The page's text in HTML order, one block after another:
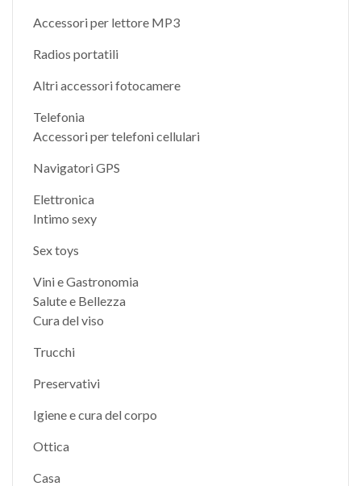
Accessori per lettore MP3
Radios portatili
Altri accessori fotocamere
Telefonia
Accessori per telefoni cellulari
Navigatori GPS
Elettronica
Intimo sexy
Sex toys
Vini e Gastronomia
Salute e Bellezza
Cura del viso
Trucchi
Preservativi
Igiene e cura del corpo
Ottica
Casa